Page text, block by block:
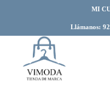
MI
Llámanos: